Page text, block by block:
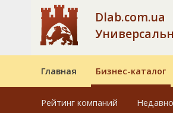
Dlab.com.ua
Главная Бизнес-каталог
Рейтинг компаний